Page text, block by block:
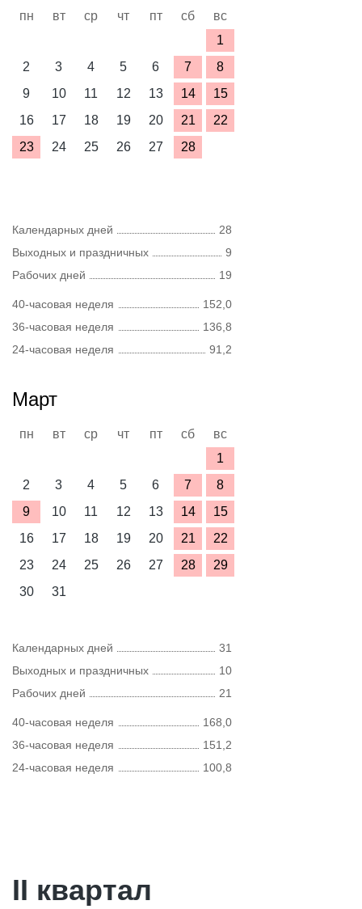
пн вт ср чт пт сб
вс
1
2
3 4 5 6 7
8
9
10 11 12 13 14
15
16
17 18 19 20 21
22
23
24 25 26 27 28
Календарных дней
28
Выходных и праздничных
9
Рабочих дней
19
40-часовая неделя
152,0
36-часовая неделя
136,8
24-часовая неделя
91,2
Март
пн вт ср чт пт сб
вс
1
2
3 4 5 6 7
8
9
10 11 12 13 14
15
16
17 18 19 20 21
22
23
24 25 26 27 28
29
30
31
Календарных дней
31
Выходных и праздничных
10
Рабочих дней
21
40-часовая неделя
168,0
36-часовая неделя
151,2
24-часовая неделя
100,8
II квартал